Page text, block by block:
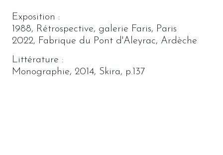
Exposition :
1988, Rétrospective, galerie Faris, Paris
2022, Fabrique du Pont d'Aleyrac, Ardèche
Littérature :
Monographie, 2014, Skira, p.137